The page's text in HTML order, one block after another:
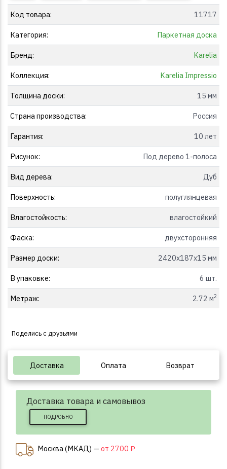
Код товара: 11717
Категория: Паркетная доска
Бренд: Karelia
Коллекция: Karelia Impressio
Толщина доски: 15 мм
Страна производства: Россия
Гарантия: 10 лет
Рисунок: Под дерево 1-полоса
Вид дерева: Дуб
Поверхность: полуглянцевая
Влагостойкость: влагостойкий
Фаска: двухсторонняя
Размер доски: 2420x187x15 мм
В упаковке: 6 шт.
Метраж: 2.72 м2
Поделись с друзьями
Доставка Оплата Возврат
Доставка товара и самовывоз
ПОДРОБНО
Москва (МКАД) — от 2700 ₽